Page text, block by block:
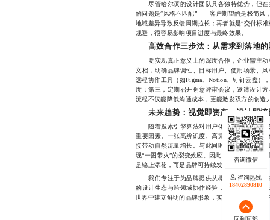
尽管哈尔滨的设计团队具备独特优势，但在
的问题是“风格不匹配”——客户期望的是极简风
地域差异导致反馈周期拉长；再者就是“交付标
规避，很容易影响项目进度与最终效果。
高效合作三步法：从需求到落地
要实现真正意义上的深度合作，企业需主动
文档，明确品牌调性、目标用户、使用场景、
远程协作工具（如Figma、Notion、钉钉云盘）
度；第三，定期召开创意评审会议，邀请设计
流程不仅能降低沟通成本，更能激发双方的创造
未来趋势：视觉即资产，设计即流
随着搜索引擎算法对用户体验权重的持续提
重要因素。一张高辨识度、高完成度的插画，
接带动自然流量增长。与此同时，具备独特视
现“一图带火”的裂变效应。因此，选择一家真
是锦上添花，而是品牌可持续发展的必要投资。
我们专注于为品牌提供从概念构思到落地执
的设计生态与跨领域协作经验，致力于打造兼
世界中建立鲜明的品牌形象，实现用户转化与信
咨询热线
18402890810